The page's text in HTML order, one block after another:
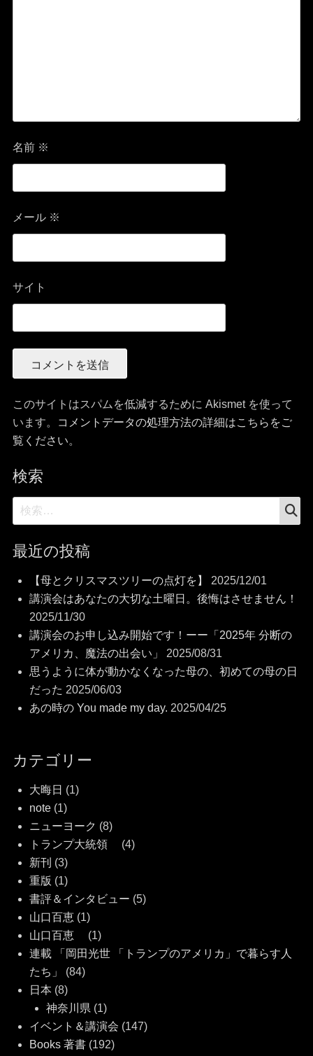
名前 ※
メール ※
サイト
このサイトはスパムを低減するために Akismet を使って
います。
コメントデータの処理方法の詳細はこちらをご
覧ください。
検索
検
索:
最近の投稿
【母とクリスマスツリーの点灯を】
2025/12/01
講演会はあなたの大切な土曜日。後悔はさせません！
2025/11/30
講演会のお申し込み開始です！ーー「2025年 分断の
アメリカ、魔法の出会い」
2025/08/31
思うように体が動かなくなった母の、初めての母の日
だった 2025/06/03
あの時の You made my day. 2025/04/25
カテゴリー
大晦日 (1)
note(1)
ニューヨーク (8)
トランプ大統領
(4)
新刊 (3)
重版 (1)
書評＆インタビュー (5)
山口百恵(1)
山口百恵
(1)
連載 「岡田光世 「トランプのアメリカ」で暮らす人
たち」
(84)
日本 (8)
神奈川県(1)
イベント＆講演会 (147)
Books 著書(192)